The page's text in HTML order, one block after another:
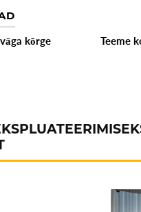
kõrge
Teeme